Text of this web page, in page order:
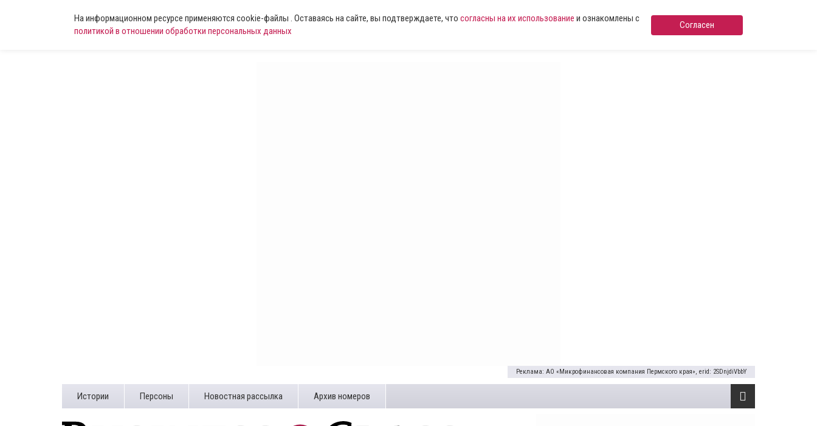
На информационном ресурсе применяются cookie-файлы . Оставаясь на сайте, вы подтверждаете, что согласны на их использование и ознакомлены с
политикой в отношении обработки персональных данных
Согласен
Реклама: АО «Микрофинансовая компания Пермского края», erid: 2SDnjdiVbbY
Истории Персоны Новостная рассылка Архив номеров